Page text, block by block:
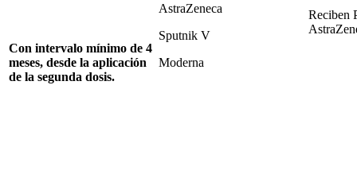
Con intervalo mínimo de 4
meses, desde la aplicación
de la segunda dosis.
AstraZeneca
Sputnik V
Moderna
Reciben